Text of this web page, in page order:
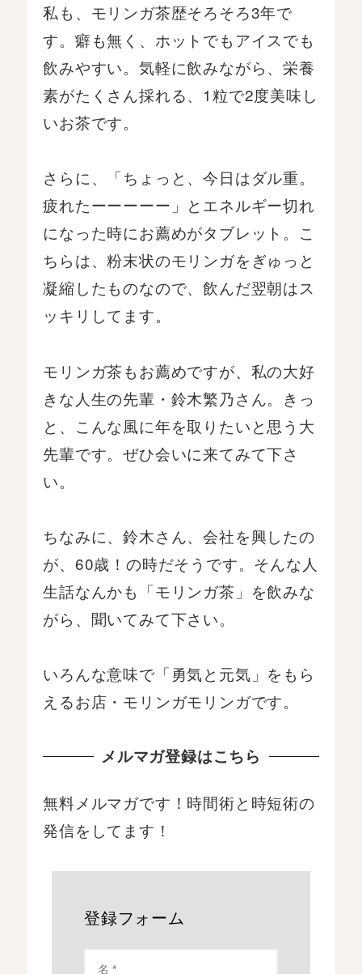
私も、モリンガ茶歴そろそろ3年で
す。癖も無く、ホットでもアイスでも
飲みやすい。気軽に飲みながら、栄養
素がたくさん採れる、1粒で2度美味し
いお茶です。
さらに、「ちょっと、今日はダル重。
疲れたーーーーー」とエネルギー切れ
になった時にお薦めがタブレット。こ
ちらは、粉末状のモリンガをぎゅっと
凝縮したものなので、飲んだ翌朝はス
ッキリしてます。
モリンガ茶もお薦めですが、私の大好
きな人生の先輩・鈴木繁乃さん。きっ
と、こんな風に年を取りたいと思う大
先輩です。ぜひ会いに来てみて下さ
い。
ちなみに、鈴木さん、会社を興したの
が、60歳！の時だそうです。そんな人
生話なんかも「モリンガ茶」を飲みな
がら、聞いてみて下さい。
いろんな意味で「勇気と元気」をもら
えるお店・モリンガモリンガです。
メルマガ登録はこちら
無料メルマガです！時間術と時短術の
発信をしてます！
登録フォーム